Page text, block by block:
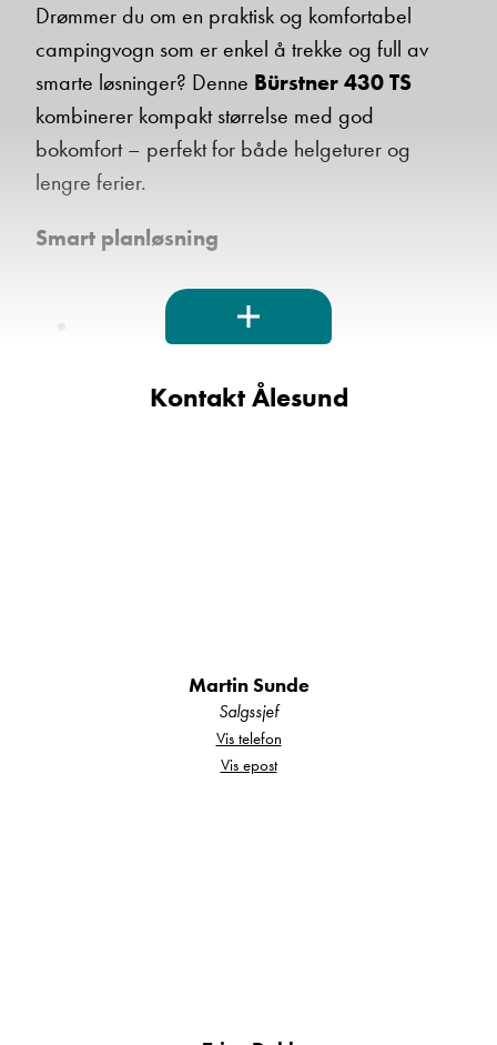
Drømmer du om en praktisk og komfortabel
campingvogn som er enkel å trekke og full av
smarte løsninger? Denne Bürstner 430 TS
kombinerer kompakt størrelse med god
bokomfort – perfekt for både helgeturer og
lengre ferier.
Smart planløsning
Komfortabel dobbeltseng foran
✔ USB-ladekontakter
Kontakt Ålesund
Martin Sunde
Salgssjef
Vis telefon
Vis epost